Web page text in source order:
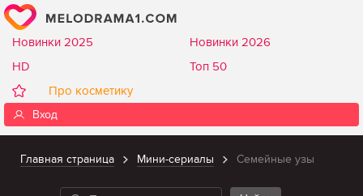
Новинки 2025
Новинки 2026
HD
Топ 50
Про косметику
Вход
Главная страница Мини-сериалы Семейные узы